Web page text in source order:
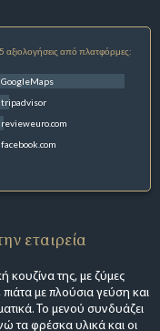
από πλατφόρμες:
GoogleMaps
tripadvisor
revieweuro.com
facebook.com
εταιρεία
κουζίνα της, με ζύμες
με πλούσια γεύση και
Το μενού συνδυάζει
τα φρέσκα υλικά και οι